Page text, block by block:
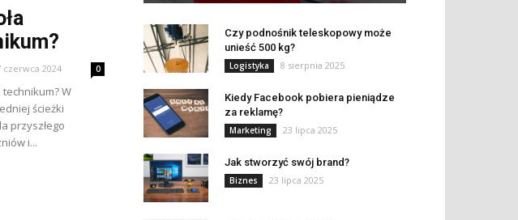
czerwca 2024 0
W
ścieżki
przyszłego
i...
Czy podnośnik teleskopowy może
unieść 500 kg?
Logistyka 8 sierpnia 2025
Kiedy Facebook pobiera pieniądze
za reklamę?
Marketing 23 lipca 2025
Jak stworzyć swój brand?
Biznes 23 lipca 2025